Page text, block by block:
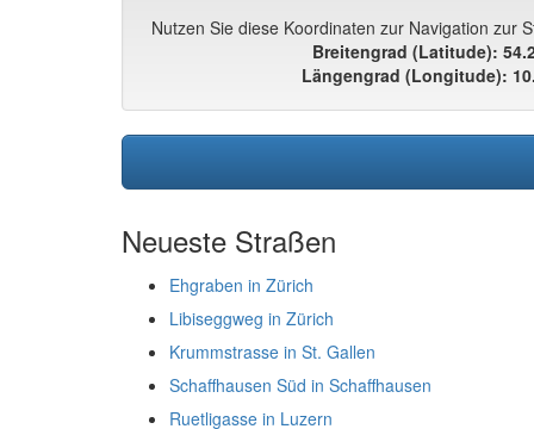
Nutzen Sie diese Koordinaten zur Navigation zur
Breitengrad (Latitude):
Längengrad (Longitude):
Neueste Straßen
Ehgraben in Zürich
Libiseggweg in Zürich
Krummstrasse in St. Gallen
Schaffhausen Süd in Schaffhausen
Ruetligasse in Luzern